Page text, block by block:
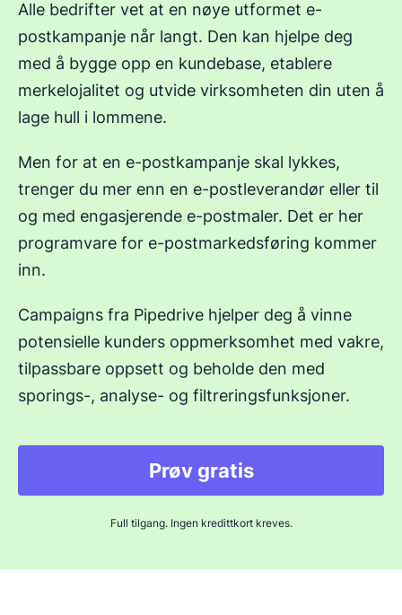
Alle bedrifter vet at en nøye utformet e-
postkampanje når langt. Den kan hjelpe deg
med å bygge opp en kundebase, etablere
merkelojalitet og utvide virksomheten din uten å
lage hull i lommene.
Men for at en e-postkampanje skal lykkes,
trenger du mer enn en e-postleverandør eller til
og med engasjerende e-postmaler. Det er her
programvare for e-postmarkedsføring kommer
inn.
Campaigns fra Pipedrive hjelper deg å vinne
potensielle kunders oppmerksomhet med vakre,
tilpassbare oppsett og beholde den med
sporings-, analyse- og filtreringsfunksjoner.
Prøv gratis
Full tilgang. Ingen kredittkort kreves.